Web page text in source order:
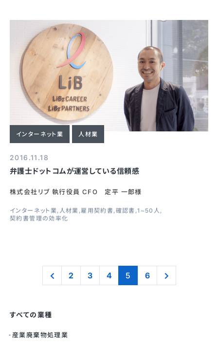
インターネット業 人材業
2016.11.18
弁護士ドットコムが運営している信頼感
株式会社リブ 執行役員 CFO 定平 一郎様
インターネット業 人材業 雇用契約書 確認書 1~50人
契約書管理の効率化
2 3 4 5 6
すべての業種
産業廃棄物処理業